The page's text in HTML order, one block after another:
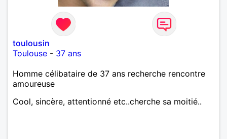
toulousin
Toulouse - 37 ans
Homme célibataire de 37 ans recherche rencontre
amoureuse
Cool, sincère, attentionné etc..cherche sa moitié..